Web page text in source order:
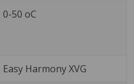
0-50 oC
Easy Harmony XVG